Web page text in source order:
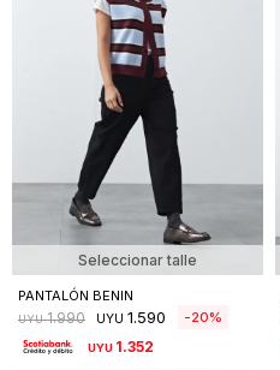
Seleccionar talle
PANTALÓN BENIN
UYU 1.990 UYU 1.590 20
UYU 1.352